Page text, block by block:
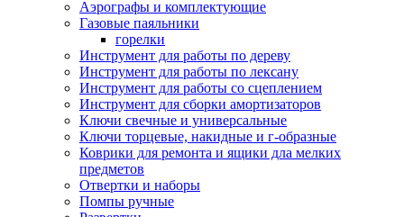
Аэрографы и комплектующие
Газовые паяльники
горелки
Инструмент для работы по дереву
Инструмент для работы по лексану
Инструмент для работы со сцеплением
Инструмент для сборки амортизаторов
Ключи свечные и универсальные
Ключи торцевые, накидные и г-образные
Коврики для ремонта и ящики дла мелких
предметов
Отвертки и наборы
Помпы ручные